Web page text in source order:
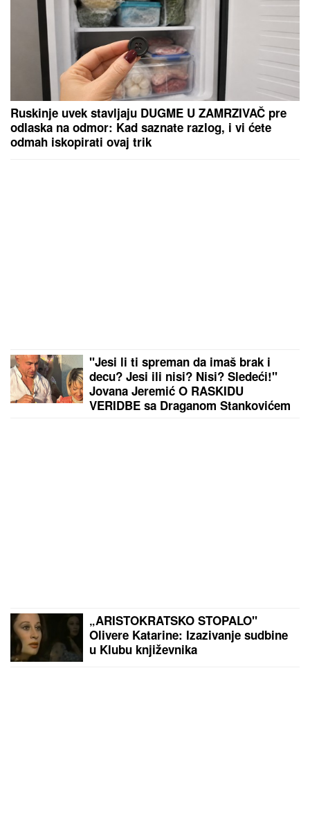
Ruskinje uvek stavljaju DUGME U ZAMRZIVAČ pre
odlaska na odmor: Kad saznate razlog, i vi ćete
odmah iskopirati ovaj trik
"Jesi li ti spreman da imaš brak i
decu? Jesi ili nisi? Nisi? Sledeći!"
Jovana Jeremić O RASKIDU
VERIDBE sa Draganom Stankovićem
„ARISTOKRATSKO STOPALO"
Olivere Katarine: Izazivanje sudbine
u Klubu književnika